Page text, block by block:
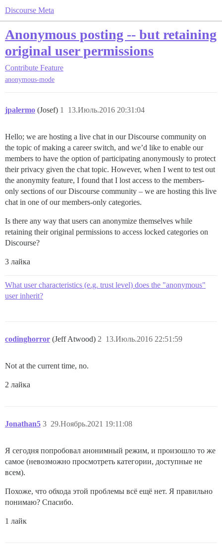
Discourse Meta
Anonymous posting -- but retaining
original user permissions
Contribute Feature
anonymous-mode
jpalermo (Josef) 13.Июль.2016 20:31:04
1
Hello; we are hosting a live chat in our Discourse community on
the topic of making a career switch, and we’d like to enable our
members to have the option of participating anonymously to protect
their privacy given the chat topic. However, when I went to test out
the anonymity feature, I found that I lost access to the members-
only sections of our Discourse community – we are hosting this live
chat in one of our members-only categories.
Is there any way that users can anonymize themselves while
retaining their original permissions to access locked categories on
Discourse?
3 лайка
What user characteristics (e.g. trust level) does the "anonymous"
user inherit?
codinghorror (Jeff Atwood) 13.Июль.2016 22:51:59
2
Not at the current time, no.
2 лайка
Jonathan5 29.Ноябрь.2021 19:11:08
3
Я сегодня попробовал анонимный режим, и произошло то же
самое (невозможно просмотреть категории, доступные не
всем).
Похоже, что обхода этой проблемы всё ещё нет. Я правильно
понимаю? Спасибо.
1 лайк